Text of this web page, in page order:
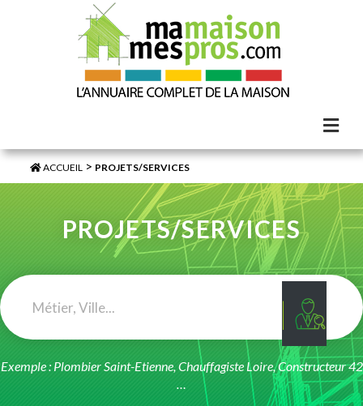
ACCUEIL > PROJETS/SERVICES
PROJETS/SERVICES
Exemple : Plombier Saint-Etienne, Chauffagiste Loire, Constructeur 42
…